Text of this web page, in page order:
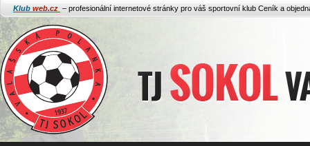
Klub web.cz – profesionální internetové stránky pro váš sportovní klub Ceník a